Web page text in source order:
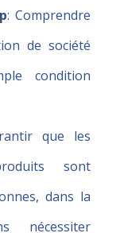
: Comprendre
de société
condition
que les
sont
dans la
nécessiter